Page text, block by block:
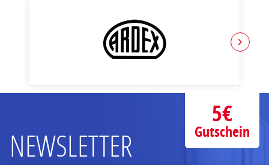
NEWSLETTER
5€
Gutschein